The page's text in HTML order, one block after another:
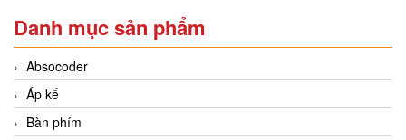
Danh mục sản phẩm
Absocoder
Áp kế
Bàn phím